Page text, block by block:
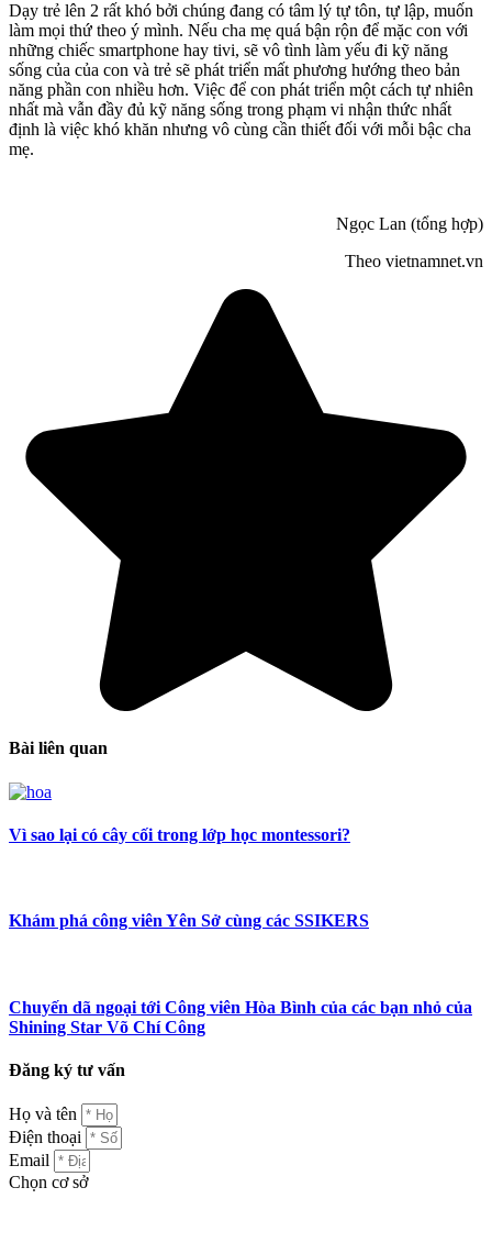
Dạy trẻ lên 2 rất khó bởi chúng đang có tâm lý tự tôn, tự lập, muốn
làm mọi thứ theo ý mình. Nếu cha mẹ quá bận rộn để mặc con với
những chiếc smartphone hay tivi, sẽ vô tình làm yếu đi kỹ năng
sống của của con và trẻ sẽ phát triển mất phương hướng theo bản
năng phần con nhiều hơn. Việc để con phát triển một cách tự nhiên
nhất mà vẫn đầy đủ kỹ năng sống trong phạm vi nhận thức nhất
định là việc khó khăn nhưng vô cùng cần thiết đối với mỗi bậc cha
mẹ.
Ngọc Lan (tổng hợp)
Theo vietnamnet.vn
Bài liên quan
Vì sao lại có cây cối trong lớp học montessori?
Khám phá công viên Yên Sở cùng các SSIKERS
Chuyến dã ngoại tới Công viên Hòa Bình của các bạn nhỏ của
Shining Star Võ Chí Công
Đăng ký tư vấn
Họ và tên
Điện thoại
Email
Chọn cơ sở